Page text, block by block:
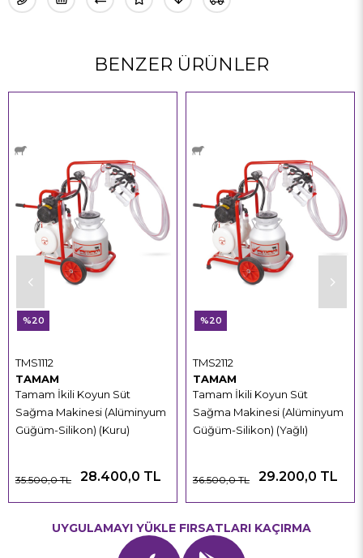
BENZER ÜRÜNLER
TAMAM
Tamam İkili Koyun Süt
Sağma Makinesi (Alüminyum
Güğüm-Silikon) (Kuru)
TMS1112
28.400,0 TL
35.500,0 TL
%20
TAMAM
Tamam İkili Koyun Süt
Sağma Makinesi (Alüminyum
Güğüm-Silikon) (Yağlı)
TMS2112
29.200,0 TL
36.500,0 TL
%20
UYGULAMAYI YÜKLE FIRSATLARI KAÇIRMA